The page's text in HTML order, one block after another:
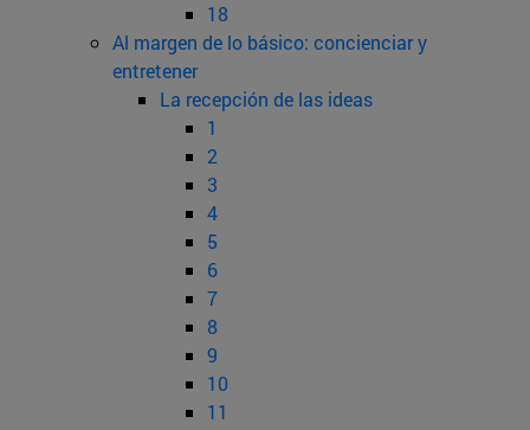
18
Al margen de lo básico: concienciar y
entretener
La recepción de las ideas
1
2
3
4
5
6
7
8
9
10
11